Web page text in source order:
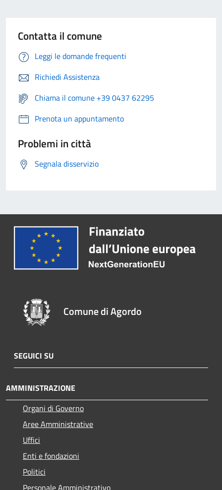
Contatta il comune
Leggi le domande frequenti
Richiedi Assistenza
Chiama il comune +39 0437 62295
Prenota un appuntamento
Problemi in città
Segnala disservizio
Comune di Agordo
SEGUICI SU
AMMINISTRAZIONE
Organi di Governo
Aree Amministrative
Uffici
Enti e fondazioni
Politici
Personale Amministrativo